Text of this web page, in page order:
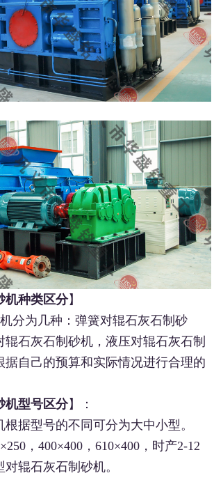
机种类区分】
分为几种：弹簧对辊石灰石制砂
辊石灰石制砂机，液压对辊石灰石制
据自己的预算和实际情况进行合理的
机型号区分】：
据型号的不同可分为大中小型。
，400×400，610×400，时产2-12
辊石灰石制砂机。